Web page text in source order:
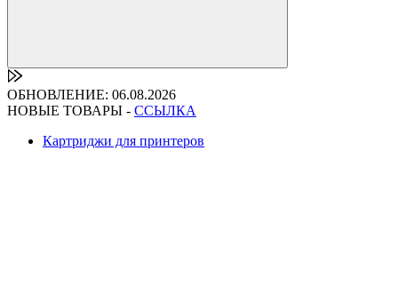
ОБНОВЛЕНИЕ: 06.08.2026
НОВЫЕ ТОВАРЫ - ССЫЛКА
Картриджи для принтеров